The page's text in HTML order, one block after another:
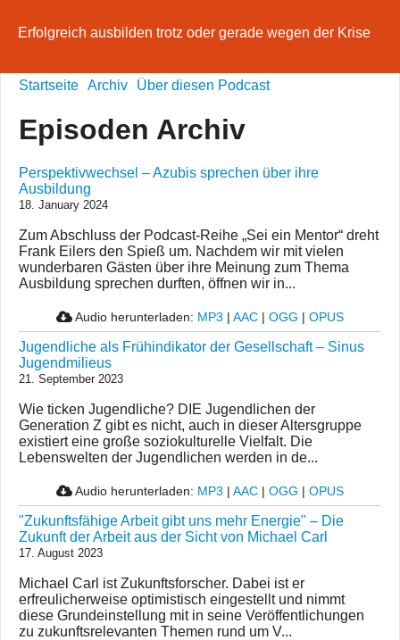
Erfolgreich ausbilden trotz oder gerade wegen der Krise
Startseite Archiv Über diesen Podcast
Episoden Archiv
Perspektivwechsel – Azubis sprechen über ihre
Ausbildung
18. January 2024
Zum Abschluss der Podcast-Reihe „Sei ein Mentor“ dreht
Frank Eilers den Spieß um. Nachdem wir mit vielen
wunderbaren Gästen über ihre Meinung zum Thema
Ausbildung sprechen durften, öffnen wir in...
Audio herunterladen: MP3 | AAC | OGG | OPUS
Jugendliche als Frühindikator der Gesellschaft – Sinus
Jugendmilieus
21. September 2023
Wie ticken Jugendliche? DIE Jugendlichen der
Generation Z gibt es nicht, auch in dieser Altersgruppe
existiert eine große soziokulturelle Vielfalt. Die
Lebenswelten der Jugendlichen werden in de...
Audio herunterladen: MP3 | AAC | OGG | OPUS
"Zukunftsfähige Arbeit gibt uns mehr Energie" – Die
Zukunft der Arbeit aus der Sicht von Michael Carl
17. August 2023
Michael Carl ist Zukunftsforscher. Dabei ist er
erfreulicherweise optimistisch eingestellt und nimmt
diese Grundeinstellung mit in seine Veröffentlichungen
zu zukunftsrelevanten Themen rund um V...